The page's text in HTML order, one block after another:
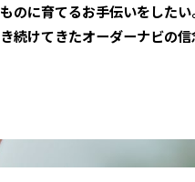
ものに育てるお手伝いをした
き続けてきたオーダーナビの信